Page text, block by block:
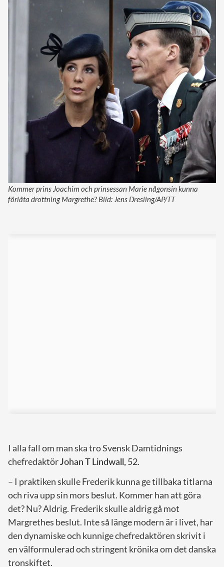
Kommer prins Joachim och prinsessan Marie någonsin kunna
förlåta drottning Margrethe? Bild: Jens Dresling/AP/TT
I alla fall om man ska tro Svensk Damtidnings
chefredaktörJohan T Lindwall, 52.
– I praktiken skulle Frederik kunna ge tillbaka titlarna
och riva upp sin mors beslut. Kommer han att göra
det? Nu? Aldrig. Frederik skulle aldrig gå mot
Margrethes beslut. Inte så länge modern är i livet, har
den dynamiske och kunnige chefredaktören skrivit i
en välformulerad och stringent krönika om det danska
tronskiftet.